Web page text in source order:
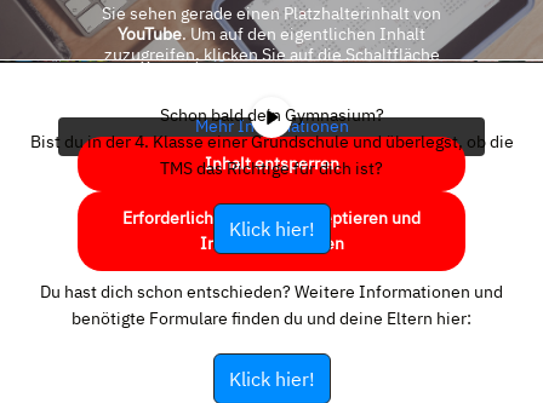
Sie sehen gerade einen Platzhalterinhalt von
YouTube. Um auf den eigentlichen Inhalt
zuzugreifen, klicken Sie auf die Schaltfläche
Mehr Informationen
Inhalt entsperren
Erforderlichen Service akzeptieren und
Inhalte entsperren
Schon bald dein Gymnasium?
Bist du in der 4. Klasse einer Grundschule und überlegst, ob die
TMS das Richtige für dich ist?
Klick hier!
Du hast dich schon entschieden? Weitere Informationen und
benötigte Formulare finden du und deine Eltern hier:
Klick hier!